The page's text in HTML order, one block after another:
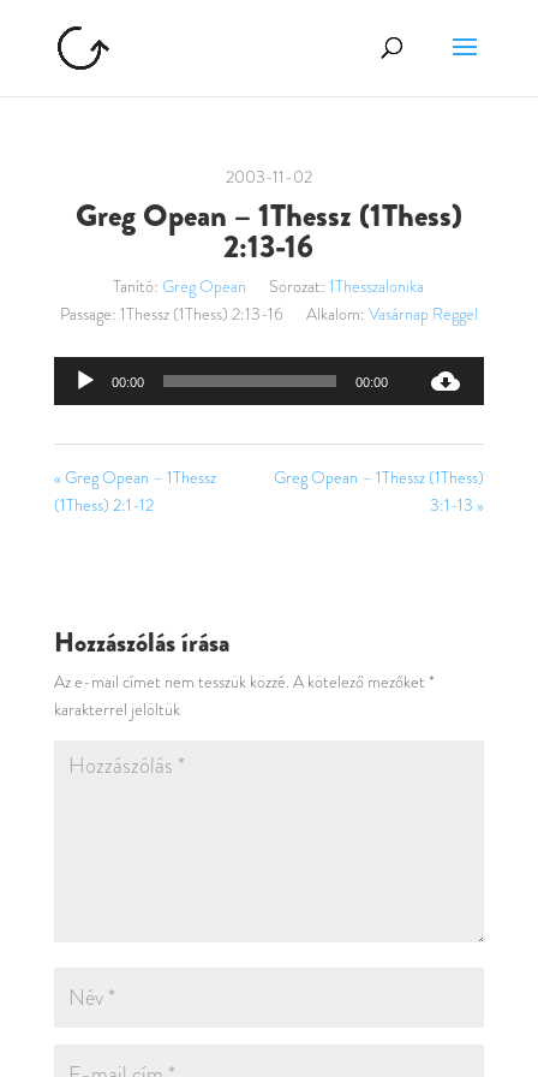
2003-11-02
Greg Opean – 1Thessz (1Thess)
2:13-16
Tanító: Greg Opean Sorozat: 1Thesszalonika
Passage: 1Thessz (1Thess) 2:13-16 Alkalom: Vasárnap Reggel
Audió
00:00 00:00
« Greg Opean – 1Thessz
(1Thess) 2:1-12
Greg Opean – 1Thessz (1Thess)
3:1-13 »
Hozzászólás írása
Az e-mail címet nem tesszük közzé. A kötelező mezőket *
karakterrel jelöltük